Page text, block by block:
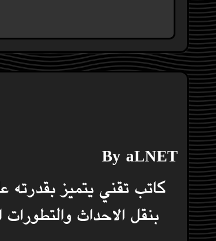
ByaLNET
كاتب تقني يتميز بقدرته
بنقل الاحداث